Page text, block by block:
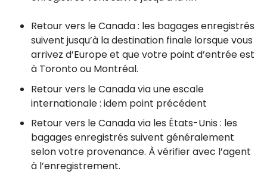
Retour vers le Canada : les bagages enregistrés
suivent jusqu’à la destination finale lorsque vous
arrivez d’Europe et que votre point d’entrée est
à Toronto ou Montréal.
Retour vers le Canada via une escale
internationale : idem point précédent
Retour vers le Canada via les États-Unis : les
bagages enregistrés suivent généralement
selon votre provenance. À vérifier avec l’agent
à l’enregistrement.